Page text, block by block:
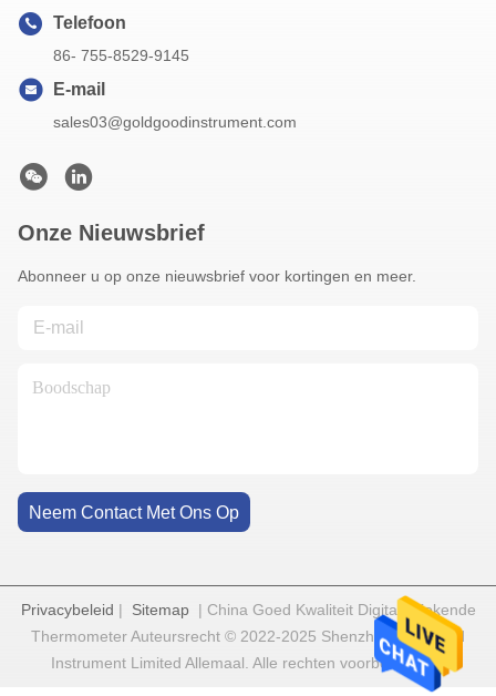
Telefoon
86- 755-8529-9145
E-mail
sales03@goldgoodinstrument.com
Onze Nieuwsbrief
Abonneer u op onze nieuwsbrief voor kortingen en meer.
Neem Contact Met Ons Op
Privacybeleid | Sitemap| China Goed Kwaliteit Digitale Kokende
Thermometer Auteursrecht © 2022-2025 Shenzhen Goldgood
Instrument Limited Allemaal. Alle rechten voorbehouden.